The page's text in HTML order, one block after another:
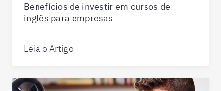
Benefícios de investir em cursos de
inglês para empresas
Leia o Artigo